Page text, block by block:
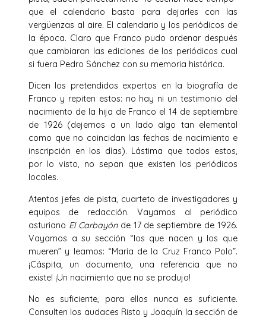
que el calendario basta para dejarles con las
vergüenzas al aire. El calendario y los periódicos de
la época. Claro que Franco pudo ordenar después
que cambiaran las ediciones de los periódicos cual
si fuera Pedro Sánchez con su memoria histórica.
Dicen los pretendidos expertos en la biografía de
Franco y repiten estos: no hay ni un testimonio del
nacimiento de la hija de Franco el 14 de septiembre
de 1926 (dejemos a un lado algo tan elemental
como que no coincidan las fechas de nacimiento e
inscripción en los días). Lástima que todos estos,
por lo visto, no sepan que existen los periódicos
locales.
Atentos jefes de pista, cuarteto de investigadores y
equipos de redacción. Vayamos al periódico
asturiano El Carbayónde 17 de septiembre de 1926.
Vayamos a su sección “los que nacen y los que
mueren” y leamos: “María de la Cruz Franco Polo”.
¡Cáspita, un documento, una referencia que no
existe! ¡Un nacimiento que no se produjo!
No es suficiente, para ellos nunca es suficiente.
Consulten los audaces Risto y Joaquín la sección de